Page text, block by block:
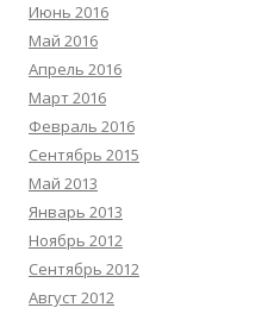
Июнь 2016
Май 2016
Апрель 2016
Март 2016
Февраль 2016
Сентябрь 2015
Май 2013
Январь 2013
Ноябрь 2012
Сентябрь 2012
Август 2012